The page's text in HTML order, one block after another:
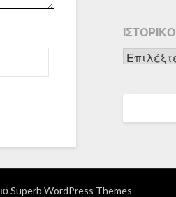
ΙΣΤΟΡΙΚΌ
Ιστορικό
Superb WordPress Themes